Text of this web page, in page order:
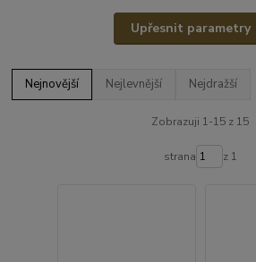
Upřesnit parametry
Nejnovější Nejlevnější Nejdražší
Zobrazuji 1-15 z 15
strana z 1